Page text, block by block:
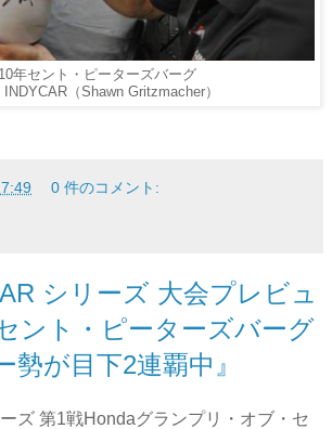
年セント・ピーターズバーグ
INDYCAR（Shawn Gritzmacher）
0 件のコメント:
シリーズ 大会プレビュ
ント・ピーターズバーグ
勢が目下2連覇中』
ズ 第1戦Hondaグランプリ・オブ・セ